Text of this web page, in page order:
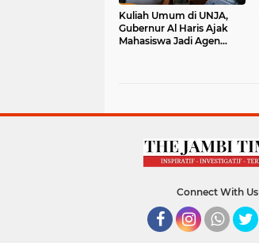
Kuliah Umum di UNJA,
Gubernur Al Haris Ajak
Mahasiswa Jadi Agen
Connect With Us